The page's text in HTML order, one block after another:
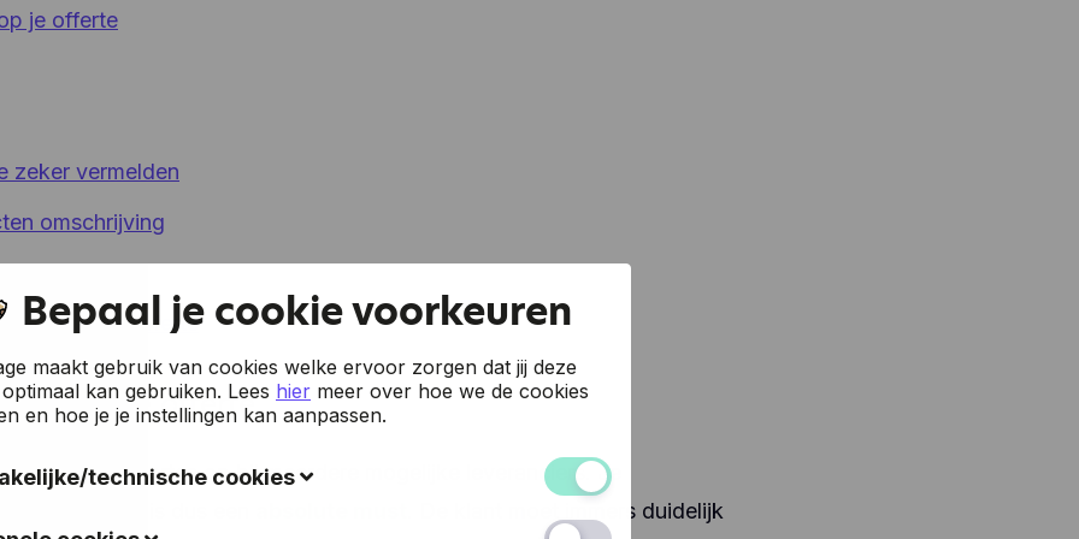
je offerte
zeker vermelden
omschrijving
voor je offerte
op je offerte
klant offertes op bij meerdere mogelijke leveranciers. Je
zetten is dus een
. De klant moet immers duidelijk
Bepaal je cookie voorkeuren
maakt gebruik van cookies welke ervoor zorgen dat jij deze
kan gebruiken. Lees hier meer over hoe we de cookies
en hoe je je instellingen kan aanpassen.
technische cookies
verzamelen gegevens om de gebruiksvriendelijkheid van de